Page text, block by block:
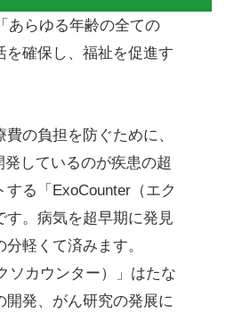
あらゆる年齢の全ての
を確保し、福祉を促進す
の負担を防ぐために、
しているのが疾患の超
る「ExoCounter（エク
す。病気を超早期に発見
軽くて済みます。
ソカウンター）」はたな
開発、がん研究の発展に